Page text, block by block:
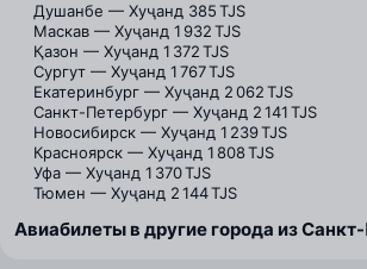
Душанбе — Хуҷанд 385 TJS
Маскав — Хуҷанд 1 932 TJS
Қазон — Хуҷанд 1 372 TJS
Сургут — Хуҷанд 1 767 TJS
Екатеринбург — Хуҷанд 2 062 TJS
Санкт-Петербург — Хуҷанд 2 141 TJS
Новосибирск — Хуҷанд 1 239 TJS
Красноярск — Хуҷанд 1 808 TJS
Уфа — Хуҷанд 1 370 TJS
Тюмен — Хуҷанд 2 144 TJS
Авиабилеты в другие города из